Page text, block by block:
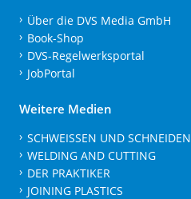
Über die DVS Media GmbH
Book-Shop
DVS-Regelwerksportal
JobPortal
Weitere Medien
SCHWEISSEN UND SCHNEIDEN
WELDING AND CUTTING
DER PRAKTIKER
JOINING PLASTICS